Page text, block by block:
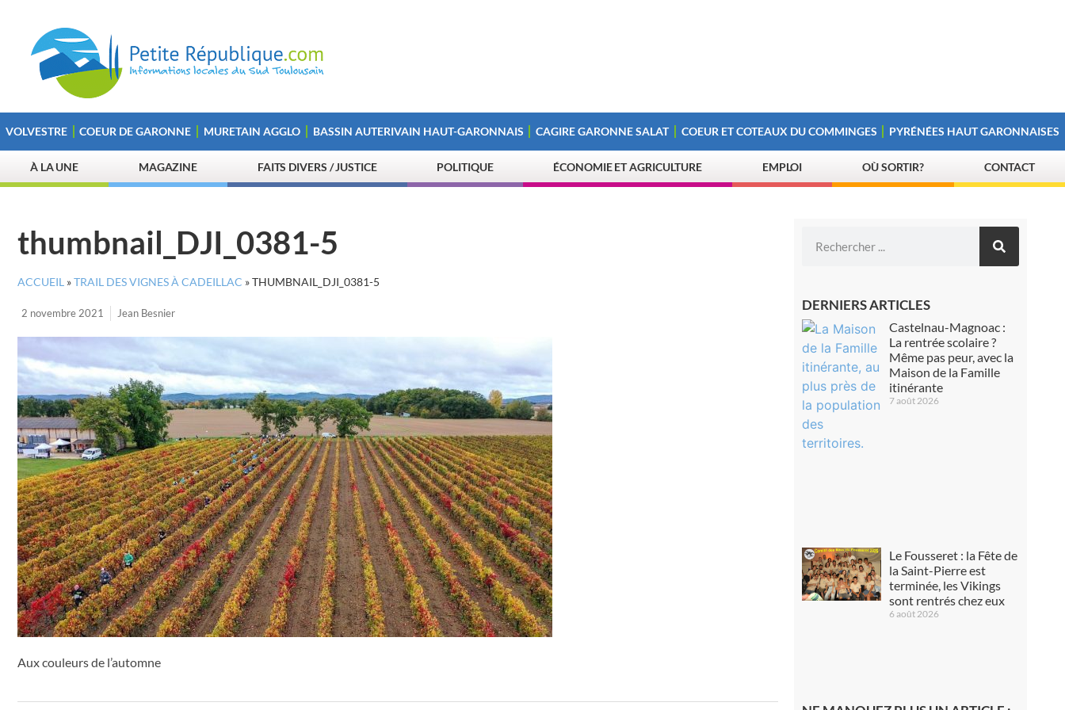
VOLVESTRE COEUR DE GARONNE MURETAIN AGGLO BASSIN AUTERIVAIN HAUT-GARONNAIS CAGIRE GARONNE SALAT COEUR ET COTEAUX DU COMMINGES PYRÉNÉES HAUT GARONNAISES
À LA UNE MAGAZINE FAITS DIVERS / JUSTICE POLITIQUE ÉCONOMIE ET AGRICULTURE EMPLOI OÙ SORTIR? CONTACT
thumbnail_DJI_0381-5
ACCUEIL »TRAIL DES VIGNES À CADEILLAC »THUMBNAIL_DJI_0381-5
2 novembre 2021 Jean Besnier
Aux couleurs de l’automne
DERNIERS ARTICLES
Castelnau-Magnoac :
La rentrée scolaire ?
Même pas peur, avec la
Maison de la Famille
itinérante
7 août 2026
Le Fousseret : la Fête de
la Saint-Pierre est
terminée, les Vikings
sont rentrés chez eux
6 août 2026